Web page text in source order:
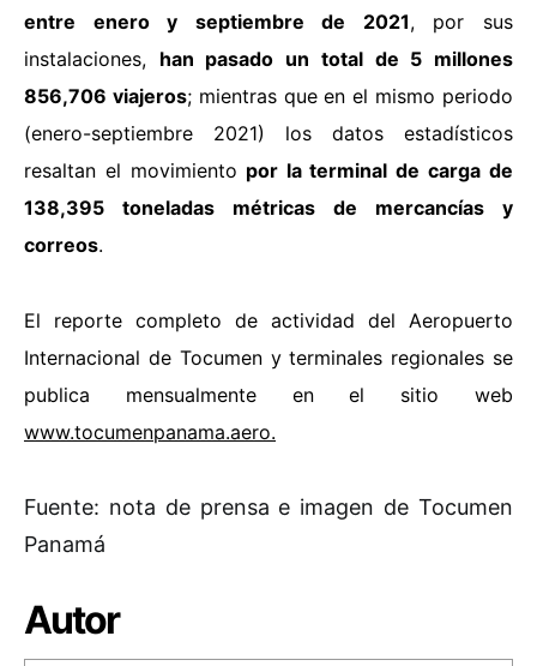
entre enero y septiembre de 2021, por sus
instalaciones, han pasado un total de 5 millones
856,706 viajeros; mientras que en el mismo periodo
(enero-septiembre 2021) los datos estadísticos
resaltan el movimiento por la terminal de carga de
138,395 toneladas métricas de mercancías y
correos.
El reporte completo de actividad del Aeropuerto
Internacional de Tocumen y terminales regionales se
publica mensualmente en el sitio web
www.tocumenpanama.aero.
Fuente: nota de prensa e imagen de Tocumen
Panamá
Autor